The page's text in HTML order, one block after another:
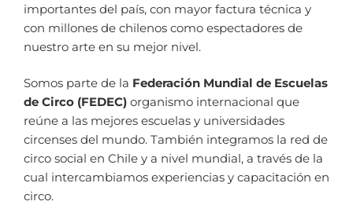
importantes del país, con mayor factura técnica y
con millones de chilenos como espectadores de
nuestro arte en su mejor nivel.
Somos parte de la Federación Mundial de Escuelas
de Circo (FEDEC) organismo internacional que
reúne a las mejores escuelas y universidades
circenses del mundo. También integramos la red de
circo social en Chile y a nivel mundial, a través de la
cual intercambiamos experiencias y capacitación en
circo.